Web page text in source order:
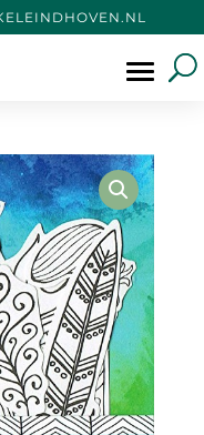
LN.NE
VOHDN